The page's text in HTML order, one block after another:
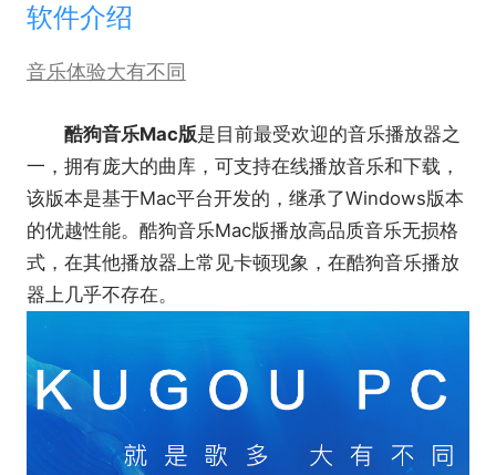
软件介绍
音乐体验大有不同
酷狗音乐Mac版是目前最受欢迎的音乐播放器之
一，拥有庞大的曲库，可支持在线播放音乐和下载，
该版本是基于Mac平台开发的，继承了Windows版本
的优越性能。酷狗音乐Mac版播放高品质音乐无损格
式，在其他播放器上常见卡顿现象，在酷狗音乐播放
器上几乎不存在。